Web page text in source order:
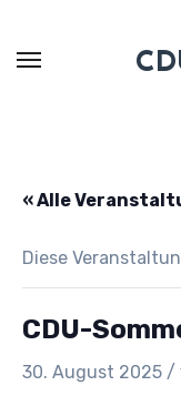
« Alle
Diese
CDU-
30. August 2025 /